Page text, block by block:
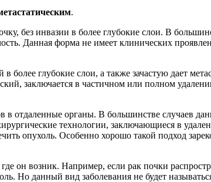
.
без инвазии в более глубокие слои. В
Данная форма не имеет клинических
в более глубокие слои, а также зачастую дает
заключается в частичном или полном
в отдаленные органы. В большинстве случаев
технологии, заключающиеся в
опухоль. Особенно хорошо такой подход
он возник. Например, если рак почки
Но данный вид заболевания не будет